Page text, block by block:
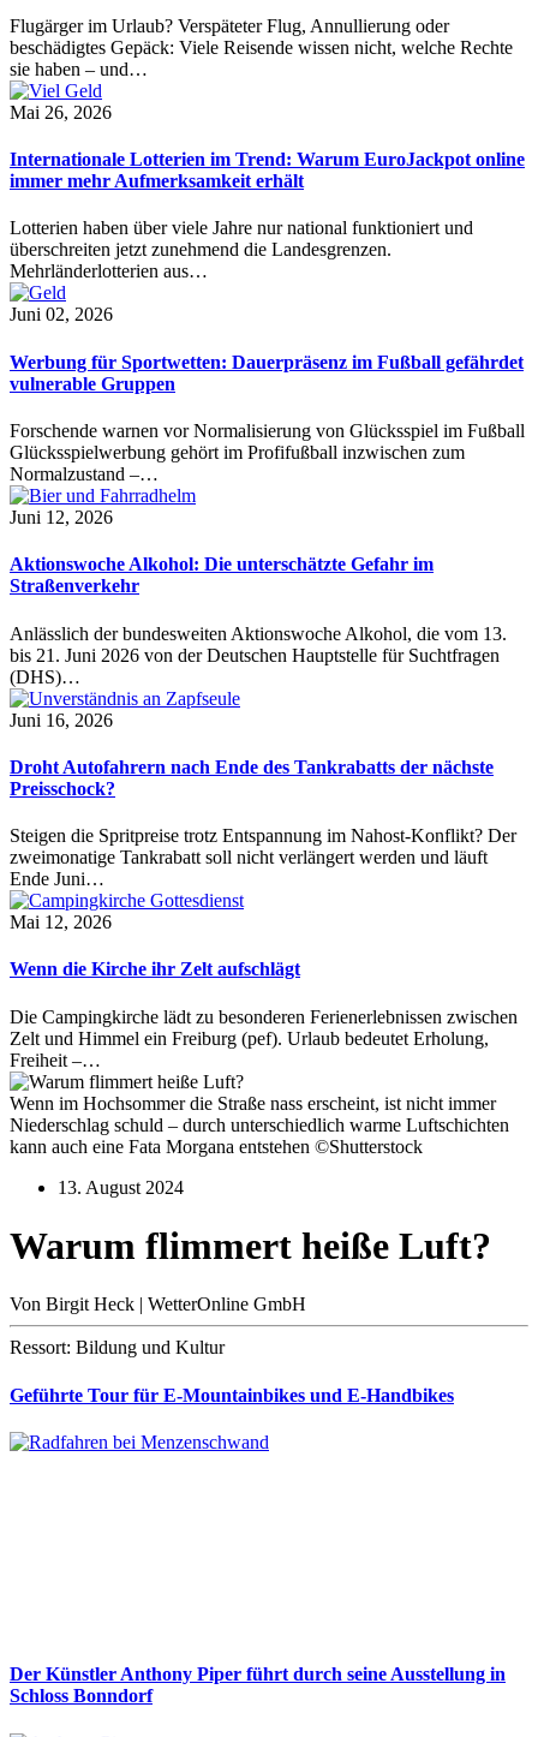
Flugärger im Urlaub? Verspäteter Flug, Annullierung oder
beschädigtes Gepäck: Viele Reisende wissen nicht, welche Rechte
sie haben – und…
Mai 26, 2026
Internationale Lotterien im Trend: Warum EuroJackpot online
immer mehr Aufmerksamkeit erhält
Lotterien haben über viele Jahre nur national funktioniert und
überschreiten jetzt zunehmend die Landesgrenzen.
Mehrländerlotterien aus…
Juni 02, 2026
Werbung für Sportwetten: Dauerpräsenz im Fußball gefährdet
vulnerable Gruppen
Forschende warnen vor Normalisierung von Glücksspiel im Fußball
Glücksspielwerbung gehört im Profifußball inzwischen zum
Normalzustand –…
Juni 12, 2026
Aktionswoche Alkohol: Die unterschätzte Gefahr im
Straßenverkehr
Anlässlich der bundesweiten Aktionswoche Alkohol, die vom 13.
bis 21. Juni 2026 von der Deutschen Hauptstelle für Suchtfragen
(DHS)…
Juni 16, 2026
Droht Autofahrern nach Ende des Tankrabatts der nächste
Preisschock?
Steigen die Spritpreise trotz Entspannung im Nahost-Konflikt? Der
zweimonatige Tankrabatt soll nicht verlängert werden und läuft
Ende Juni…
Mai 12, 2026
Wenn die Kirche ihr Zelt aufschlägt
Die Campingkirche lädt zu besonderen Ferienerlebnissen zwischen
Zelt und Himmel ein Freiburg (pef). Urlaub bedeutet Erholung,
Freiheit –…
Wenn im Hochsommer die Straße nass erscheint, ist nicht immer
Niederschlag schuld – durch unterschiedlich warme Luftschichten
kann auch eine Fata Morgana entstehen ©Shutterstock
13. August 2024
Warum flimmert heiße Luft?
Von Birgit Heck | WetterOnline GmbH
Ressort: Bildung und Kultur
Geführte Tour für E-Mountainbikes und E-Handbikes
Der Künstler Anthony Piper führt durch seine Ausstellung in
Schloss Bonndorf